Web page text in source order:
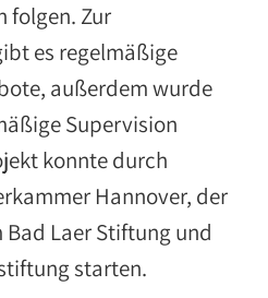
folgen. Zur
es regelmäßige
außerdem wurde
Supervision
konnte durch
Hannover, der
Laer Stiftung und
starten.